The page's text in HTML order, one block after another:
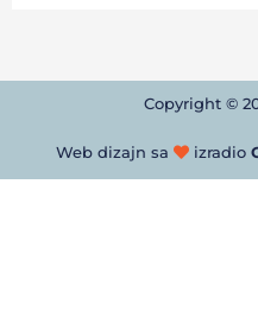
Copyright ©
Web dizajn sa izradio